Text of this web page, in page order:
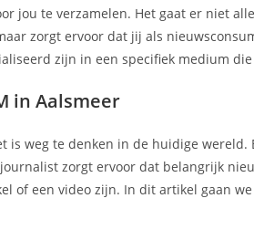
jou te verzamelen. Het gaat er niet
zorgt ervoor dat jij als
zijn in een specifiek medium
in Aalsmeer
is weg te denken in de huidige
zorgt ervoor dat belangrijk
of een video zijn. In dit artikel gaan